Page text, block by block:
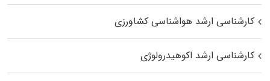
کارشناسی ارشد هواشناسی کشاورزی
کارشناسی ارشد اکوهیدرولوژی